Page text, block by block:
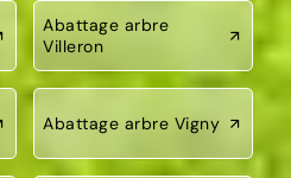
Abattage arbre
Villeron
Abattage arbre Vigny